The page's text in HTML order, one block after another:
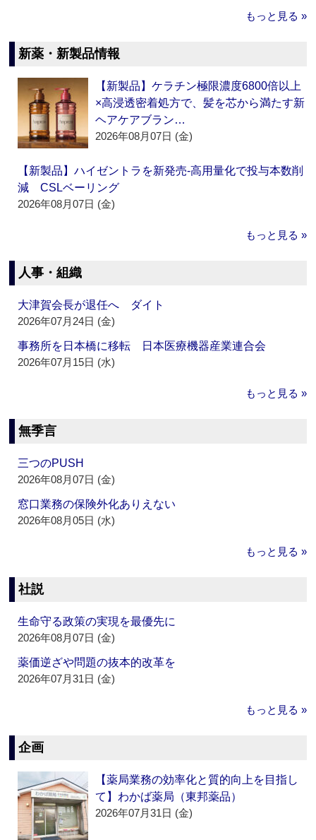
もっと見る »
新薬・新製品情報
【新製品】ケラチン極限濃度6800倍以上
×高浸透密着処方で、髪を芯から満たす新
ヘアケアブラン…
2026年08月07日 (金)
【新製品】ハイゼントラを新発売‐高用量化で投与本数削
減 CSLベーリング
2026年08月07日 (金)
もっと見る »
人事・組織
大津賀会長が退任へ ダイト
2026年07月24日 (金)
事務所を日本橋に移転 日本医療機器産業連合会
2026年07月15日 (水)
もっと見る »
無季言
三つのPUSH
2026年08月07日 (金)
窓口業務の保険外化ありえない
2026年08月05日 (水)
もっと見る »
社説
生命守る政策の実現を最優先に
2026年08月07日 (金)
薬価逆ざや問題の抜本的改革を
2026年07月31日 (金)
もっと見る »
企画
【薬局業務の効率化と質的向上を目指し
て】わかば薬局（東邦薬品）
2026年07月31日 (金)